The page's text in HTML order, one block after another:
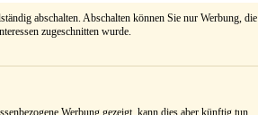
abschalten. Abschalten können Sie nur Werbung, die
zugeschnitten wurde.
Werbung gezeigt, kann dies aber künftig tun.